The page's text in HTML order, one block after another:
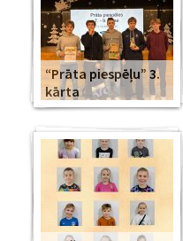
“Prāta piespēļu” 3.
kārta